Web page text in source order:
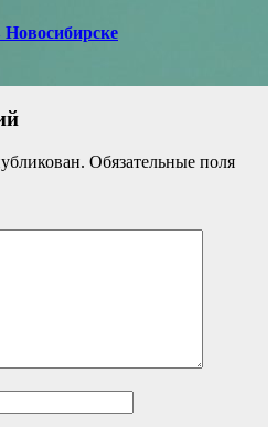
Новосибирске
Обязательные поля